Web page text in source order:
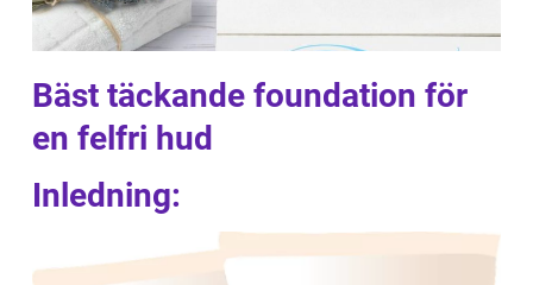
Bäst täckande foundation för
en felfri hud
Inledning: